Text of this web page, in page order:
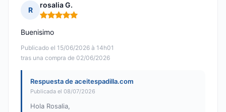
R
rosalia G.
Nota: 5 de 5
Publicado el 15/06/2026 à 14h01
tras una compra de 02/06/2026
Buenisimo
Respuesta de aceitespadilla.com
Publicada el 08/07/2026
Hola Rosalia,